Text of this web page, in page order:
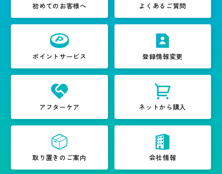
初めてのお客様へ よくあるご質問
ポイントサービス 登録情報変更
アフターケア ネットから購入
取り置きのご案内 会社情報